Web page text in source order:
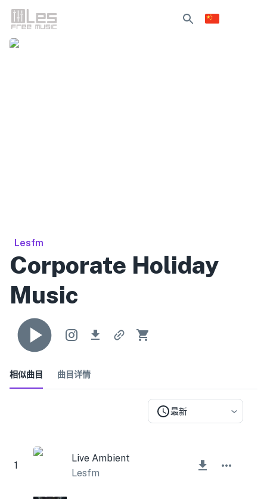
Lesfm
Corporate Holiday
Music
相似曲目 曲目详情
最新
1
Live Ambient
Lesfm